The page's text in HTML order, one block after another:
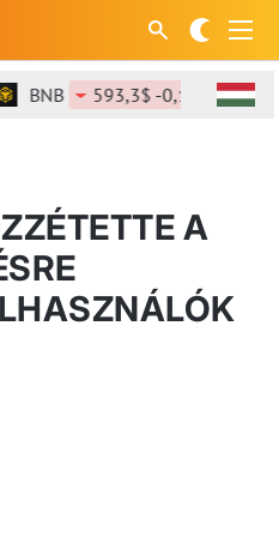
BNB 593,3$ -0,15%
A